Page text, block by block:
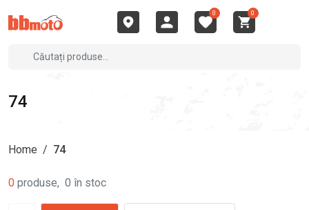
0 0
74
Home / 74
0 produse, 0 în stoc